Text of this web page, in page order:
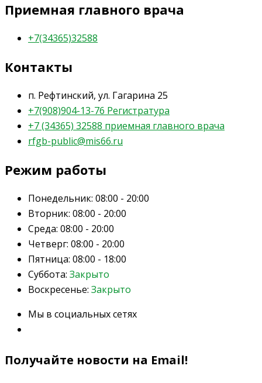
Приемная главного врача
+7(34365)32588
Контакты
п. Рефтинский, ул. Гагарина 25
+7(908)904-13-76 Регистратура
+7 (34365) 32588 приемная главного врача
rfgb-public@mis66.ru
Режим работы
Понедельник: 08:00 - 20:00
Вторник: 08:00 - 20:00
Среда: 08:00 - 20:00
Четверг: 08:00 - 20:00
Пятница: 08:00 - 18:00
Суббота: Закрыто
Воскресенье: Закрыто
Мы в социальных сетях
Получайте новости на Email!